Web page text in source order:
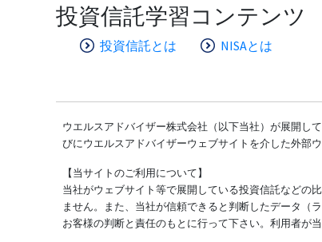
投資信託学習コンテンツ
投資信託とは NISAとは
ウエルスアドバイザー株式会社（以下当社）が展開し
びにウエルスアドバイザーウェブサイトを介した外部
【当サイトのご利用について】
当社がウェブサイト等で展開している投資信託などの
ません。また、当社が信頼できると判断したデータ（
お客様の判断と責任のもとに行って下さい。利用者が